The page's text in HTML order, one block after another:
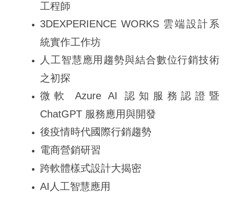
工程師
3DEXPERIENCE WORKS 雲端設計系
統實作工作坊
人工智慧應用趨勢與結合數位行銷技術
之初探
微軟 Azure AI 認知服務認證暨
ChatGPT 服務應用與開發
後疫情時代國際行銷趨勢
電商營銷研習
跨軟體樣式設計大揭密
AI 人工智慧應用